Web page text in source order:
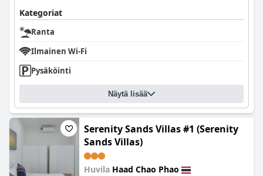
Kategoriat
Ranta
Ilmainen Wi-Fi
Pysäköinti
Näytä lisää
Serenity Sands Villas #1 (Serenity
Sands Villas)
Huvila Haad Chao Phao